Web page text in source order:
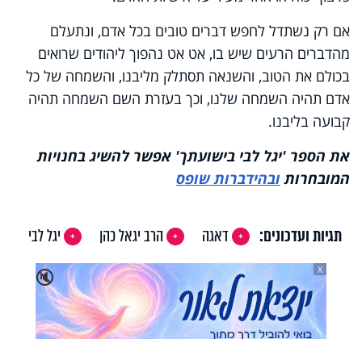
אם רק נשתדל לחפש דברים טובים בכל אדם, ונתעלם
מהדברים הרעים שיש בו, אט אט נהפוך ליהודים שרואים
בכולם את הטוב, והשנאה תסתלק מליבנו, והשמחה של כל
אדם תהיה השמחה שלנו, וכך בעזרת השם השמחה תהיה
קבועה בליבנו.
את הספר 'יגל לבי בישועתך' אפשר להשיג בחנויות
המובחרותובהידברות שופס
תגיות ועדכונים: דאגה הרב יגאל כהן
יגל לבי
🔇
X